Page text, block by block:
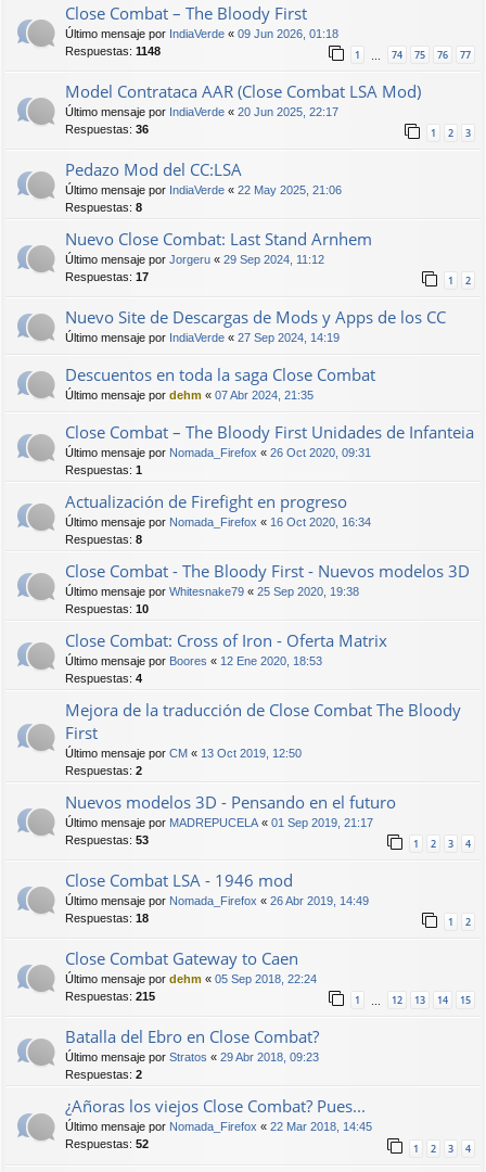
Close Combat – The Bloody First
Último mensaje por IndiaVerde « 09 Jun 2026, 01:18
Respuestas: 1148 1 … 74 75 76 77
Model Contrataca AAR (Close Combat LSA Mod)
Último mensaje por IndiaVerde « 20 Jun 2025, 22:17
Respuestas: 36 1 2 3
Pedazo Mod del CC:LSA
Último mensaje por IndiaVerde « 22 May 2025, 21:06
Respuestas: 8
Nuevo Close Combat: Last Stand Arnhem
Último mensaje por Jorgeru « 29 Sep 2024, 11:12
Respuestas: 17 1 2
Nuevo Site de Descargas de Mods y Apps de los CC
Último mensaje por IndiaVerde « 27 Sep 2024, 14:19
Descuentos en toda la saga Close Combat
Último mensaje por dehm « 07 Abr 2024, 21:35
Close Combat – The Bloody First Unidades de Infanteia
Último mensaje por Nomada_Firefox « 26 Oct 2020, 09:31
Respuestas: 1
Actualización de Firefight en progreso
Último mensaje por Nomada_Firefox « 16 Oct 2020, 16:34
Respuestas: 8
Close Combat - The Bloody First - Nuevos modelos 3D
Último mensaje por Whitesnake79 « 25 Sep 2020, 19:38
Respuestas: 10
Close Combat: Cross of Iron - Oferta Matrix
Último mensaje por Boores « 12 Ene 2020, 18:53
Respuestas: 4
Mejora de la traducción de Close Combat The Bloody
First
Último mensaje por CM « 13 Oct 2019, 12:50
Respuestas: 2
Nuevos modelos 3D - Pensando en el futuro
Último mensaje por MADREPUCELA « 01 Sep 2019, 21:17
Respuestas: 53 1 2 3 4
Close Combat LSA - 1946 mod
Último mensaje por Nomada_Firefox « 26 Abr 2019, 14:49
Respuestas: 18 1 2
Close Combat Gateway to Caen
Último mensaje por dehm « 05 Sep 2018, 22:24
Respuestas: 215 1 … 12 13 14 15
Batalla del Ebro en Close Combat?
Último mensaje por Stratos « 29 Abr 2018, 09:23
Respuestas: 2
¿Añoras los viejos Close Combat? Pues...
Último mensaje por Nomada_Firefox « 22 Mar 2018, 14:45
Respuestas: 52 1 2 3 4